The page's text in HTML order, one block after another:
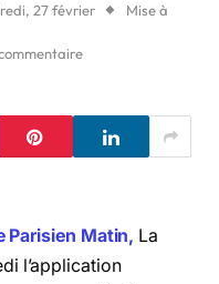
27 février Mise à
Parisien Matin, La
l’application